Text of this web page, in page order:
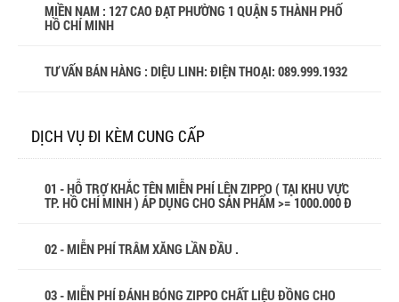
MIỀN NAM : 127 CAO ĐẠT PHƯỜNG 1 QUẬN 5 THÀNH PHỐ
HỒ CHÍ MINH
TƯ VẤN BÁN HÀNG : DIỆU LINH: ĐIỆN THOẠI: 089.999.1932
DỊCH VỤ ĐI KÈM CUNG CẤP
01 - HỖ TRỢ KHẮC TÊN MIỄN PHÍ LÊN ZIPPO ( TẠI KHU VỰC
TP. HỒ CHÍ MINH ) ÁP DỤNG CHO SẢN PHẨM >= 1000.000 Đ
02 - MIỄN PHÍ TRÂM XĂNG LẦN ĐẦU .
03 - MIỄN PHÍ ĐÁNH BÓNG ZIPPO CHẤT LIỆU ĐỒNG CHO